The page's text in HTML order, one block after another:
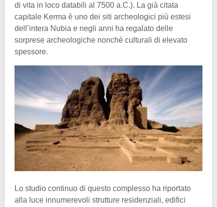
di vita in loco databili al 7500 a.C.). La già citata
capitale Kerma è uno dei siti archeologici più estesi
dell’intera Nubia e negli anni ha regalato delle
sorprese archeologiche nonché culturali di elevato
spessore.
Lo studio continuo di questo complesso ha riportato
alla luce innumerevoli strutture residenziali, edifici